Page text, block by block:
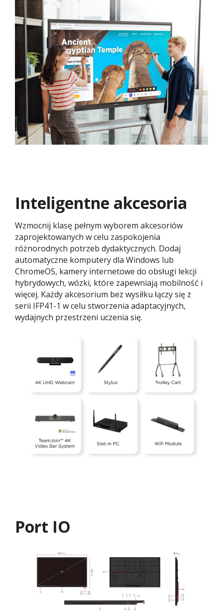
Inteligentne akcesoria
Wzmocnij klasę pełnym wyborem akcesoriów
zaprojektowanych w celu zaspokojenia
różnorodnych potrzeb dydaktycznych. Dodaj
automatyczne komputery dla Windows lub
ChromeOS, kamery internetowe do obsługi lekcji
hybrydowych, wózki, które zapewniają mobilność i
więcej. Każdy akcesorium bez wysiłku łączy się z
serii IFP41-1 w celu stworzenia adaptacyjnych,
wydajnych przestrzeni uczenia się.
Port IO